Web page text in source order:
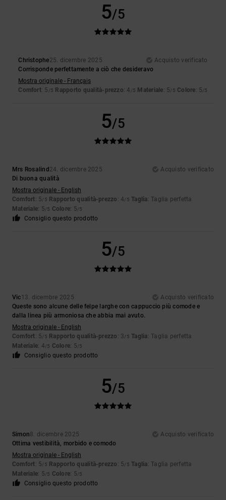
5/5
Christophe25. dicembre 2025
Acquisto verificato
Corrisponde perfettamente a ciò che desideravo
Mostra originale - Français
Comfort: 5 /5 Rapporto qualità-prezzo: 4 /5 Materiale: 5/5 Colore: 5/5
5/5
Mrs Rosalind 24. dicembre 2025
Acquisto verificato
Di buona qualità
Mostra originale - English
Comfort: 5/5 Rapporto qualità-prezzo : 4/5 Taglia: Taglia perfetta
Materiale: 5/5 Colore: 5/5
Consiglio questo prodotto
5/5
Vic13. dicembre 2025
Acquisto verificato
Queste sono alcune delle felpe larghe con cappuccio più comode e
dalla linea più armoniosa che abbia mai avuto.
Mostra originale - English
Comfort: 5/5 Rapporto qualità-prezzo : 3/5 Taglia: Taglia perfetta
Materiale: 4/5 Colore: 5/5
Consiglio questo prodotto
5/5
Simon8. dicembre 2025
Acquisto verificato
Ottima vestibilità, morbido e comodo
Mostra originale - English
Comfort: 5/5 Rapporto qualità-prezzo : 5/5 Taglia: Taglia perfetta
Materiale: 5/5 Colore: 5/5
Consiglio questo prodotto